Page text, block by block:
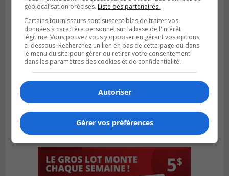
géolocalisation précises. Liste des partenaires.
Certains fournisseurs sont susceptibles de traiter vos
données à caractère personnel sur la base de l'intérêt
légitime. Vous pouvez vous y opposer en gérant vos options
ci-dessous. Recherchez un lien en bas de cette page ou dans
le menu du site pour gérer ou retirer votre consentement
dans les paramètres des cookies et de confidentialité.
Autoriser
Gérer vos préférences